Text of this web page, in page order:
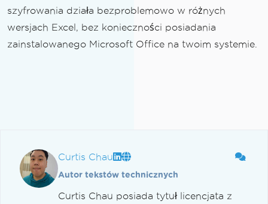
szyfrowania działa bezproblemowo w różnych
wersjach Excel, bez konieczności posiadania
zainstalowanego Microsoft Office na twoim systemie.
Curtis Chau
Autor tekstów technicznych
Curtis Chau posiada tytuł licencjata z